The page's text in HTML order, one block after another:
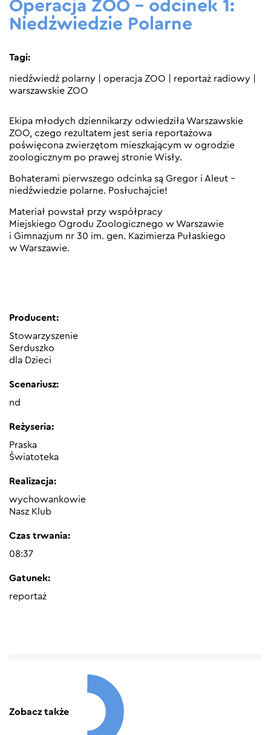
Operacja ZOO – odcinek 1:
Niedźwiedzie Polarne
Tagi:
niedźwiedź polarny operacja ZOO reportaż radiowy
warszawskie ZOO
Ekipa młodych dziennikarzy odwiedziła Warszawskie
ZOO, czego rezultatem jest seria reportażowa
poświęcona zwierzętom mieszkającym w ogrodzie
zoologicznym po prawej stronie Wisły.
Bohaterami pierwszego odcinka są Gregor i Aleut –
niedźwiedzie polarne. Posłuchajcie!
Materiał powstał przy współpracy
Miejskiego Ogrodu Zoologicznego w Warszawie
i Gimnazjum nr 30 im. gen. Kazimierza Pułaskiego
w Warszawie.
Producent:
Stowarzyszenie
Serduszko
dla Dzieci
Scenariusz:
nd
Reżyseria:
Praska
Światoteka
Realizacja:
wychowankowie
Nasz Klub
Czas trwania:
08:37
Gatunek:
reportaż
Zobacz także